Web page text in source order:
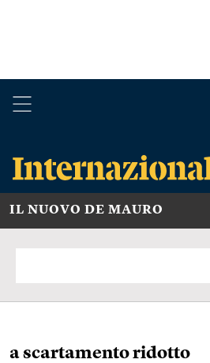
IL NUOVO DE MAURO
a scartamento ridotto